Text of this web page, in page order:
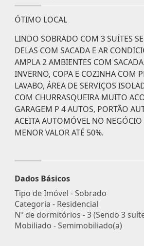
ÓTIMO LOCAL
LINDO SOBRADO COM 3 SUÍTES
DELAS COM SACADA E AR
AMPLA 2 AMBIENTES COM
INVERNO, COPA E COZINHA COM
LAVABO, ÁREA DE SERVIÇOS
COM CHURRASQUEIRA MUITO
GARAGEM P 4 AUTOS, PORTÃO
ACEITA AUTOMÓVEL NO
MENOR VALOR ATÉ 50%.
Dados Básicos
Tipo de Imóvel - Sobrado
Categoria - Residencial
Nº de dormitórios - 3 (Sendo 3
Mobiliado - Semimobiliado(a)